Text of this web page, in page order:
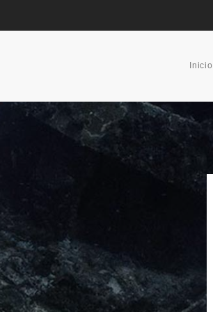
Inicio